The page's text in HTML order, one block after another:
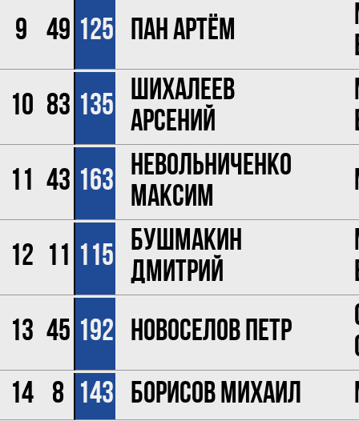
9 49 125 Пан Артём
10 83 135 Шихалеев
Арсений
11 43 163 Невольниченко
Максим
12 11 115 Бушмакин
Дмитрий
13 45 192 Новоселов Петр
14
8 143 Борисов Михаил